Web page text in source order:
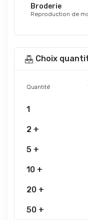
Broderie
Reproduction de
Choix
Quantité
1
2 +
5 +
10 +
20 +
50 +